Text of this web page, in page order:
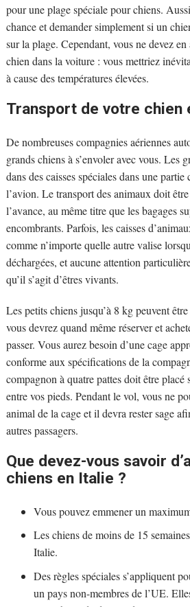
pour une plage spéciale pour chiens.
chance et demander simplement si un
sur la plage. Cependant, vous ne devez
chien dans la voiture : vous mettriez
à cause des températures élevées.
Transport de votre chien
De nombreuses compagnies aériennes
grands chiens à s’envoler avec vous. Les
dans des caisses spéciales dans une
l’avion. Le transport des animaux doit être
l’avance, au même titre que les bagages
encombrants. Parfois, les caisses
comme n’importe quelle autre valise
déchargées, et aucune attention
qu’il s’agit d’êtres vivants.
Les petits chiens jusqu’à 8 kg peuvent
vous devrez quand même réserver et
passer. Vous aurez besoin d’une cage
conforme aux spécifications de la
compagnon à quatre pattes doit être placé
entre vos pieds. Pendant le vol, vous ne
animal de la cage et il devra rester sage
autres passagers.
Que devez-vous savoir
chiens en Italie ?
Vous pouvez emmener un
Les chiens de moins de 15
Italie.
Des règles spéciales s’appliquent
un pays non-membres de l’UE.